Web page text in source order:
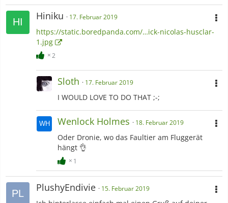
Hiniku 17. Februar 2019
https://static.boredpanda.com/…ick-nicolas-husclar-
1.jpg
2
Sloth 17. Februar 2019
I WOULD LOVE TO DO THAT ;-;
Wenloсk Holmes 18. Februar 2019
Oder Dronie, wo das Faultier am Fluggerät
hängt 👌
1
PlushyEndivie 15. Februar 2019